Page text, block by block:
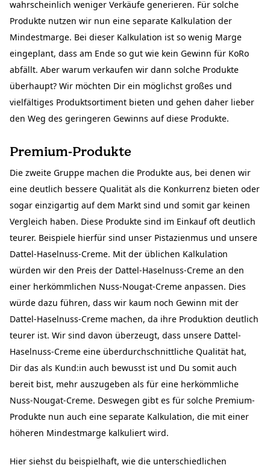
wahrscheinlich weniger Verkäufe generieren. Für solche
Produkte nutzen wir nun eine separate Kalkulation der
Mindestmarge. Bei dieser Kalkulation ist so wenig Marge
eingeplant, dass am Ende so gut wie kein Gewinn für KoRo
abfällt. Aber warum verkaufen wir dann solche Produkte
überhaupt? Wir möchten Dir ein möglichst großes und
vielfältiges Produktsortiment bieten und gehen daher lieber
den Weg des geringeren Gewinns auf diese Produkte.
Premium-Produkte
Die zweite Gruppe machen die Produkte aus, bei denen wir
eine deutlich bessere Qualität als die Konkurrenz bieten oder
sogar einzigartig auf dem Markt sind und somit gar keinen
Vergleich haben. Diese Produkte sind im Einkauf oft deutlich
teurer. Beispiele hierfür sind unser Pistazienmus und unsere
Dattel-Haselnuss-Creme. Mit der üblichen Kalkulation
würden wir den Preis der Dattel-Haselnuss-Creme an den
einer herkömmlichen Nuss-Nougat-Creme anpassen. Dies
würde dazu führen, dass wir kaum noch Gewinn mit der
Dattel-Haselnuss-Creme machen, da ihre Produktion deutlich
teurer ist. Wir sind davon überzeugt, dass unsere Dattel-
Haselnuss-Creme eine überdurchschnittliche Qualität hat,
Dir das als Kund:in auch bewusst ist und Du somit auch
bereit bist, mehr auszugeben als für eine herkömmliche
Nuss-Nougat-Creme. Deswegen gibt es für solche Premium-
Produkte nun auch eine separate Kalkulation, die mit einer
höheren Mindestmarge kalkuliert wird.
Hier siehst du beispielhaft, wie die unterschiedlichen